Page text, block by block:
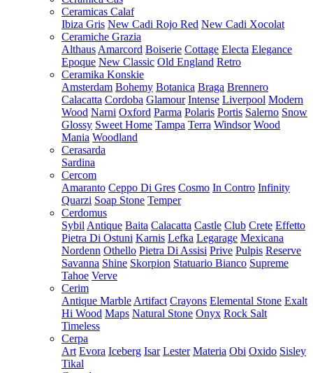
Ceramicas Calaf
Ibiza Gris New Cadi Rojo Red New Cadi Xocolat
Ceramiche Grazia
Althaus Amarcord Boiserie Cottage Electa Elegance
Epoque New Classic Old England Retro
Ceramika Konskie
Amsterdam Bohemy Botanica Braga Brennero
Calacatta Cordoba Glamour Intense Liverpool Modern
Wood Narni Oxford Parma Polaris Portis Salerno Snow
Glossy Sweet Home Tampa Terra Windsor Wood
Mania Woodland
Cerasarda
Sardina
Cercom
Amaranto Ceppo Di Gres Cosmo In Contro Infinity
Quarzi Soap Stone Temper
Cerdomus
Sybil Antique Baita Calacatta Castle Club Crete Effetto
Pietra Di Ostuni Karnis Lefka Legarage Mexicana
Nordenn Othello Pietra Di Assisi Prive Pulpis Reserve
Savanna Shine Skorpion Statuario Bianco Supreme
Tahoe Verve
Cerim
Antique Marble Artifact Crayons Elemental Stone Exalt
Hi Wood Maps Natural Stone Onyx Rock Salt
Timeless
Cerpa
Art Evora Iceberg Isar Lester Materia Obi Oxido Sisley
Tikal